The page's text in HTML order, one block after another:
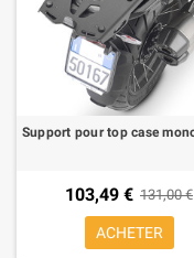
103,49 € 131,00 €
ACHETER